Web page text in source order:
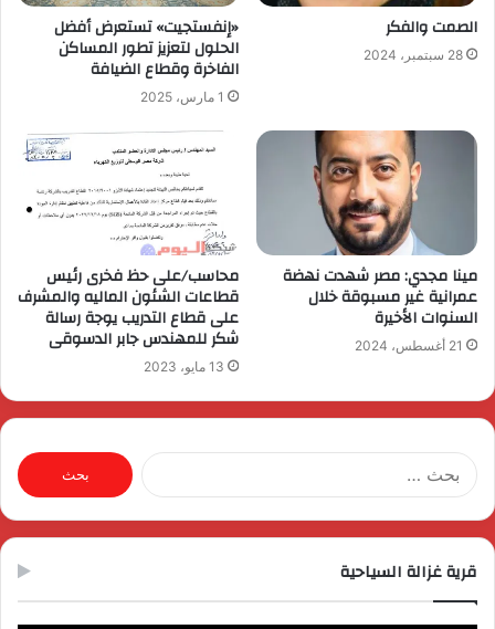
الصمت والفكر
28 سبتمبر، 2024
«إنفستجيت» تستعرض أفضل
الحلول لتعزيز تطور المساكن
الفاخرة وقطاع الضيافة
1 مارس، 2025
مينا مجدي: مصر شهدت نهضة
عمرانية غير مسبوقة خلال
السنوات الأخيرة
21 أغسطس، 2024
محاسب/على حظ فخرى رئيس
قطاعات الشئون الماليه والمشرف
على قطاع التدريب يوجة رسالة
شكر للمهندس جابر الدسوقى
13 مايو، 2023
البحث
عن:
قرية غزالة السياحية